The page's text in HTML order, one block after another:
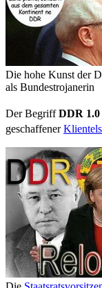
Die hohe Kunst der
als Bundestrojanerin
Der BegriffDDR 1.0
geschaffener